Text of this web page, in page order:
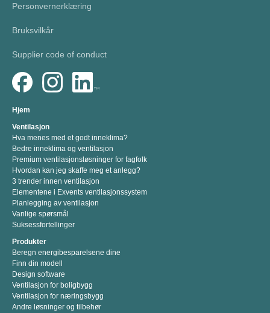
Personvernerklæring
Bruksvilkår
Supplier code of conduct
Hjem
Ventilasjon
Hva menes med et godt inneklima?
Bedre inneklima og ventilasjon
Premium ventilasjonsløsninger for fagfolk
Hvordan kan jeg skaffe meg et anlegg?
3 trender innen ventilasjon
Elementene i Exvents ventilasjonssystem
Planlegging av ventilasjon
Vanlige spørsmål
Suksessfortellinger
Produkter
Beregn energibesparelsene dine
Finn din modell
Design software
Ventilasjon for boligbygg
Ventilasjon for næringsbygg
Andre løsninger og tilbehør